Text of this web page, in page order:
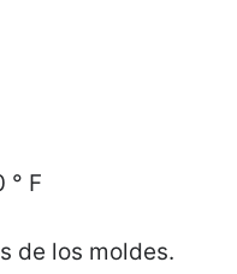
° F
de los moldes.